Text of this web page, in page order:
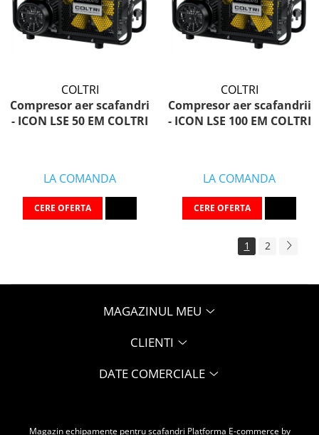
COLTRI
Compresor aer scafandri
- ICON LSE 50 EM COLTRI
LA COMANDA
CERE OFERTA
COLTRI
Compresor aer scafandrii
- ICON LSE 100 EM COLTRI
LA COMANDA
CERE OFERTA
1 2
MAGAZINUL MEU
CLIENTI
DATE COMERCIALE
Magazin echipamente pentru scafandri Platforma E-commerce by